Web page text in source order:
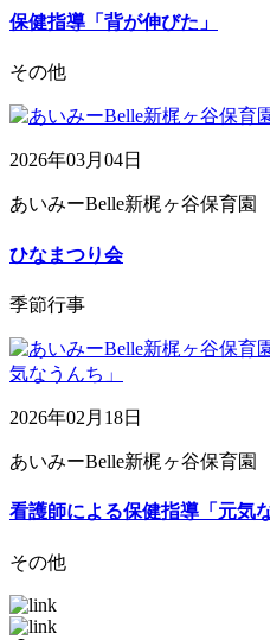
保健指導「背が伸びた」
その他
2026年03月04日
あいみーBelle新梶ヶ谷保育園
ひなまつり会
季節行事
2026年02月18日
あいみーBelle新梶ヶ谷保育園
看護師による保健指導「元気
その他